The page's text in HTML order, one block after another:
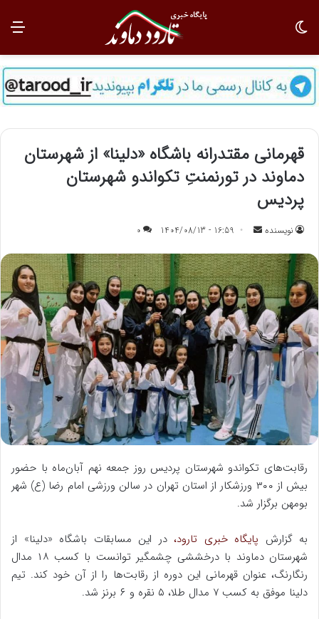
قهرمانی مقتدرانه باشگاه «دلینا» از شهرستان
دماوند در تورنمنتِ تکواندو شهرستان
پردیس
نویسنده
س
ا
ل
ه
ا
ی
م
ی
ل
16:59 - 1404/08/13
0
رقابت‌های تکواندو شهرستان پردیس روز جمعه نهم آبان‌ماه با حضور
بیش از ۳۰۰ ورزشکار از استان تهران در سالن ورزشی امام رضا (ع) شهر
بومهن برگزار شد.
به گزارش پایگاه خبری تارود، در این مسابقات باشگاه «دلینا» از
شهرستان دماوند با درخششی چشمگیر توانست با کسب ۱۸ مدال
رنگارنگ، عنوان قهرمانی این دوره از رقابت‌ها را از آن خود کند. تیم
دلینا موفق به کسب ۷ مدال طلا، ۵ نقره و ۶ برنز شد.